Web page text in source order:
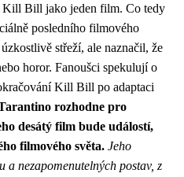
Kill Bill jako jeden film. Co tedy
posledního filmového
střeží, ale naznačil, že
horor. Fanoušci spekulují o
Kill Bill po adaptaci
rozhodne pro
desátý film bude událostí,
filmového světa. Jeho
nezapomenutelných postav, z